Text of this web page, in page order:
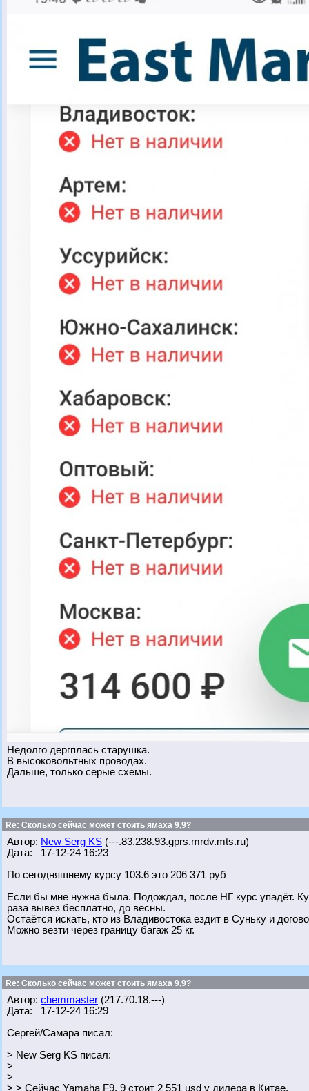
Недолго дергплась старушка.
В высоковольтных проводах.
Дальше, только серые схемы.
Re: Сколько сейчас может стоить ямаха 9,9?
Автор: New Serg KS (---.83.238.93.gprs.mrdv.mts.ru)
Дата: 17-12-24 16:23
По сегодняшнему курсу 103.6 это 206 371 руб
Если бы мне нужна была. Подождал, после НГ курс упадёт.
раза вывез бесплатно, до весны.
Остаётся искать, кто из Владивостока ездит в Суньку и
Можно везти через границу багаж 25 кг.
Re: Сколько сейчас может стоить ямаха 9,9?
Автор: chemmaster (217.70.18.---)
Дата: 17-12-24 16:29
Сергей/Самара писал:
> New Serg KS писал:
>
>
> > Сейчас Yamaha F9. 9 стоит 2 551 usd у дилера в Китае.